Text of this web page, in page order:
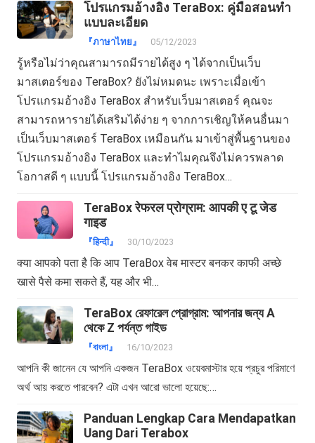
โปรแกรมอ้างอิง TeraBox: คู่มือสอนทำ
แบบละเอียด
『ภาษาไทย』 05/12/2023
รู้หรือไม่ว่าคุณสามารถมีรายได้สูง ๆ ได้จากเป็นเว็บ
มาสเตอร์ของ TeraBox? ยังไม่หมดนะ เพราะเมื่อเข้า
โปรแกรมอ้างอิง TeraBox สำหรับเว็บมาสเตอร์ คุณจะ
สามารถหารายได้เสริมได้ง่าย ๆ จากการเชิญให้คนอื่นมา
เป็นเว็บมาสเตอร์ TeraBox เหมือนกัน มาเข้าสู่พื้นฐานของ
โปรแกรมอ้างอิง TeraBox และทำไมคุณจึงไม่ควรพลาด
โอกาสดี ๆ แบบนี้ โปรแกรมอ้างอิง TeraBox…
TeraBox रेफरल प्रोग्राम: आपकी ए टू जेड
गाइड
『हिन्दी』 30/10/2023
क्या आपको पता है कि आप TeraBox वेब मास्टर बनकर काफी अच्छे
खासे पैसे कमा सकते हैं, यह और भी…
TeraBox রেফারেল প্রোগ্রাম: আপনার জন্য A
থেকে Z পর্যন্ত গাইড
『বাংলা』 16/10/2023
আপনি কী জানেন যে আপনি একজন TeraBox ওয়েবমাস্টার হয়ে প্রচুর পরিমাণে
অর্থ আয় করতে পারবেন? এটা এখন আরো ভালো হয়েছে:…
Panduan Lengkap Cara Mendapatkan
Uang Dari Terabox